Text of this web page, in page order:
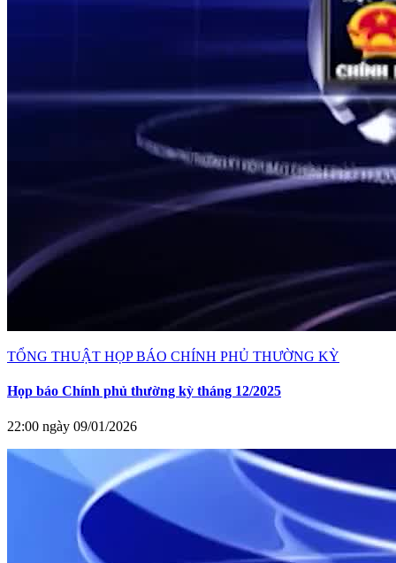
TỔNG THUẬT HỌP BÁO CHÍNH PHỦ THƯỜNG KỲ
Họp báo Chính phủ thường kỳ tháng 12/2025
22:00 ngày 09/01/2026